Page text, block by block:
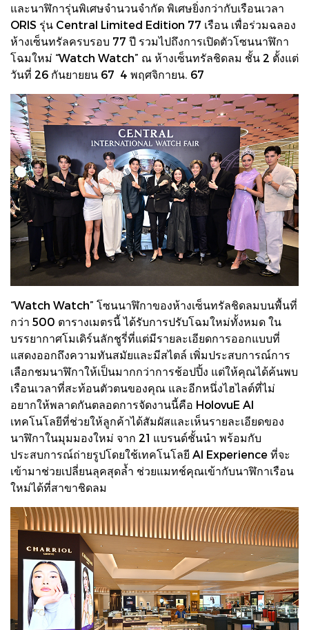
และนาฬิการุ่นพิเศษจำนวนจำกัด พิเศษยิ่งกว่ากับเรือนเวลา
ORIS รุ่น Central Limited Edition 77 เรือน เพื่อร่วมฉลอง
ห้างเซ็นทรัลครบรอบ 77 ปี รวมไปถึงการเปิดตัวโซนนาฬิกา
โฉมใหม่ “Watch Watch” ณ ห้างเซ็นทรัลชิดลม ชั้น 2 ตั้งแต่
วันที่ 26 กันยายยน 67 4 พฤศจิกายน. 67
“Watch Watch” โซนนาฬิกาของห้างเซ็นทรัลชิดลมบนพื้นที่
กว่า 500 ตารางเมตรนี้ ได้รับการปรับโฉมใหม่ทั้งหมด ใน
บรรยากาศโมเดิร์นลักชูรี่ที่แต่มีรายละเอียดการออกแบบที่
แสดงออกถึงความทันสมัยและมีสไตล์ เพิ่มประสบการณ์การ
เลือกชมนาฬิกาให้เป็นมากกว่าการช้อปปิ้ง แต่ให้คุณได้ค้นพบ
เรือนเวลาที่สะท้อนตัวตนของคุณ และอีกหนึ่งไฮไลต์ที่ไม่
อยากให้พลาดกันตลอดการจัดงานนี้คือ HolovuE AI
เทคโนโลยีที่ช่วยให้ลูกค้าได้สัมผัสและเห็นรายละเอียดของ
นาฬิกาในมุมมองใหม่ จาก 21 แบรนด์ชั้นนำ พร้อมกับ
ประสบการณ์ถ่ายรูปโดยใช้เทคโนโลยี AI Experience ที่จะ
เข้ามาช่วยเปลี่ยนลุคสุดล้ำ ช่วยแมทช์คุณเข้ากับนาฬิกาเรือน
ใหม่ได้ที่สาขาชิดลม